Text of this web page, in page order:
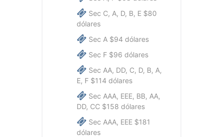
Sec C, A, D, B, E $80
dólares
Sec A $94 dólares
Sec F $96 dólares
Sec AA, DD, C, D, B, A,
E, F $114 dólares
Sec AAA, EEE, BB, AA,
DD, CC $158 dólares
Sec AAA, EEE $181
dólares